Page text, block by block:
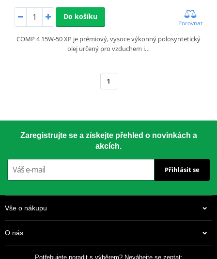
Do košíku
Porovnat
COMP 4 15W-50 XP je prémiový, vysoce výkonný polosyntetický
olej určený pro vzduchem i…
1
Zaregistrujte se a získejte přehled o novinkách a
akcích.
Přihlásit se
Vše o nákupu
O nás
Potřebujete poradit s výběrem? Neváhejte se zeptat: